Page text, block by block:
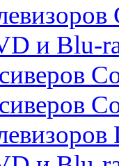
и Blu-